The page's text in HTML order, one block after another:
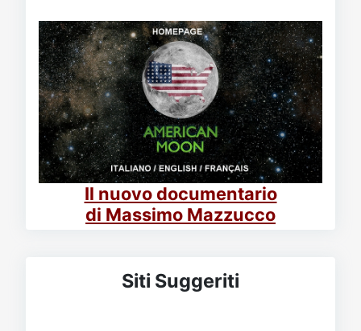
Il nuovo documentario
di Massimo Mazzucco
Siti Suggeriti